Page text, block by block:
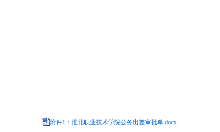
附件1：淮北职业技术学院公务出差审批单.docx